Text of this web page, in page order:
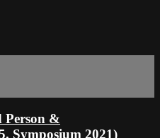
Person &
Symposium 2021)